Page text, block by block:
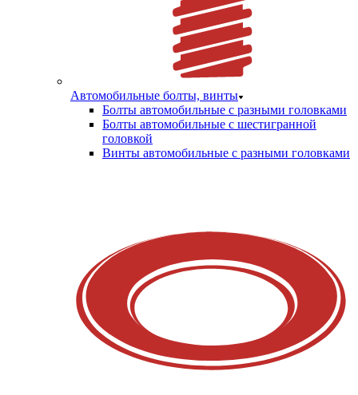
Автомобильные болты, винты
Болты автомобильные с разными головками
Болты автомобильные с шестигранной
головкой
Винты автомобильные с разными головками